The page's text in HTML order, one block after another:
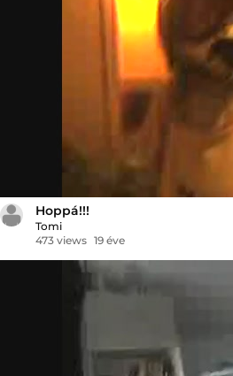
Hoppá!!!
Tomi
473 views 19 éve